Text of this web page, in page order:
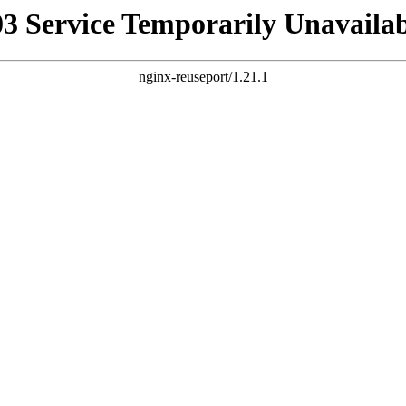
Service Temporarily
nginx-reuseport/1.21.1